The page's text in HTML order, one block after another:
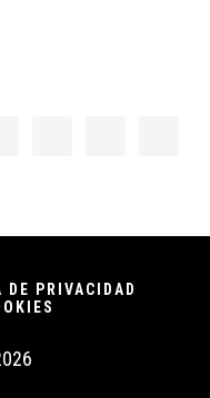
DE PRIVACIDAD